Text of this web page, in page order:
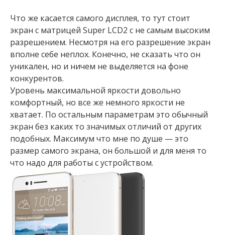
Что же касается самого дисплея, то тут стоит
экран с матрицей Super LCD2 с не самым высоким
разрешением. Несмотря на его разрешение экран
вполне себе неплох. Конечно, не сказать что он
уникален, но и ничем не выделяется на фоне
конкурентов.
Уровень максимальной яркости довольно
комфортный, но все же немного яркости не
хватает. По остальным параметрам это обычный
экран без каких то значимых отличий от других
подобных. Максимум что мне по душе — это
размер самого экрана, он большой и для меня то
что надо для работы с устройством.